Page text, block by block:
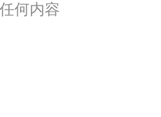
何内容